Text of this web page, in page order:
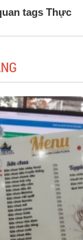
tags Thực